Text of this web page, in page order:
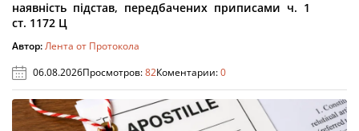
наявність підстав, передбачених приписами ч. 1
ст. 1172 Ц
Автор:Лента от Протокола
06.08.2026Просмотров:82Коментарии:0